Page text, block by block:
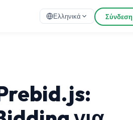
Ελληνικά Σύνδεση